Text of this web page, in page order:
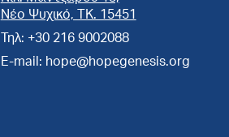
Νέο Ψυχικό, ΤΚ. 15451
Τηλ: +30 216 9002088
E-mail: hope@hopegenesis.org